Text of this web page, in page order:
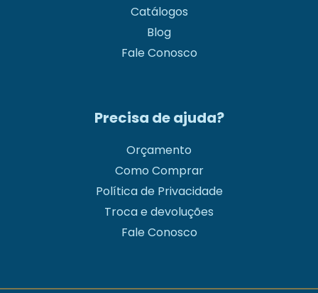
Catálogos
Blog
Fale Conosco
Precisa de ajuda?
Orçamento
Como Comprar
Política de Privacidade
Troca e devoluções
Fale Conosco